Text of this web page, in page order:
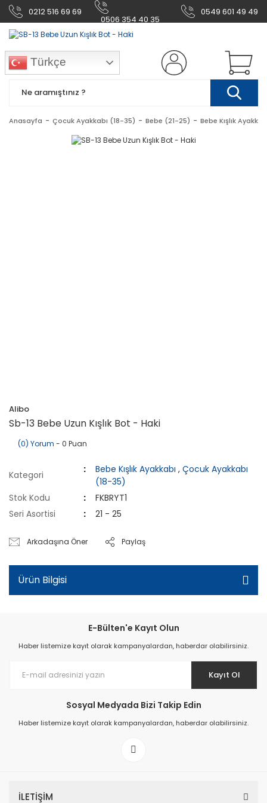
0212 516 69 69
0506 354 40 35
0549 601 49 49
Türkçe
Anasayfa Çocuk Ayakkabı (18-35) Bebe (21-25) Bebe Kışlık
Alibo
Sb-13 Bebe Uzun Kışlık Bot - Haki
(0) Yorum - 0 Puan
Kategori
Bebe Kışlık Ayakkabı ,Çocuk Ayakkabı
(18-35)
Stok Kodu
FKBRYT1
Seri Asortisi
21 - 25
Arkadaşına Öner Paylaş
Ürün Bilgisi
E-Bülten'e Kayıt Olun
Haber listemize kayıt olarak kampanyalardan, haberdar olabilirsiniz.
Kayıt Ol
Sosyal Medyada Bizi Takip Edin
Haber listemize kayıt olarak kampanyalardan, haberdar olabilirsiniz.
İLETİŞİM